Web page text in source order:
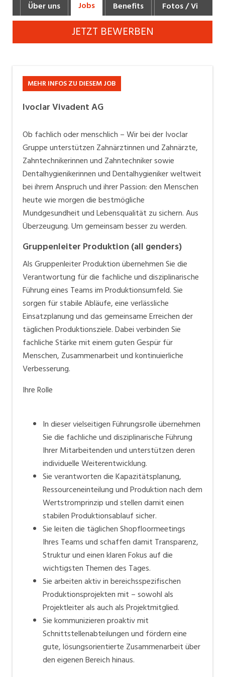
Industrie, Maschinenbau, Anlagenbau,
Produktion
Informatik, Telekommunikation
Körperpflege, Wellness
Marketing, Kommunikation, Medien, Druck
Medizin, Gesundheitswesen, Pflege
Verkauf, Handel, Kundenberatung,
Aussendienst
Sicherheit, Rettung, Polizei, Zoll
Über uns Jobs Benefits Fotos / Videos
JETZT BEWERBEN
MEHR INFOS ZU DIESEM JOB
Ivoclar Vivadent AG
Ob fachlich oder menschlich – Wir bei der Ivoclar
Gruppe unterstützen Zahnärztinnen und Zahnärzte,
Zahntechnikerinnen und Zahntechniker sowie
Dentalhygienikerinnen und Dentalhygieniker weltweit
bei ihrem Anspruch und ihrer Passion: den Menschen
heute wie morgen die bestmögliche
Mundgesundheit und Lebensqualität zu sichern. Aus
Überzeugung. Um gemeinsam besser zu werden.
Gruppenleiter Produktion (all genders)
Als Gruppenleiter Produktion übernehmen Sie die
Verantwortung für die fachliche und disziplinarische
Führung eines Teams im Produktionsumfeld. Sie
sorgen für stabile Abläufe, eine verlässliche
Einsatzplanung und das gemeinsame Erreichen der
täglichen Produktionsziele. Dabei verbinden Sie
fachliche Stärke mit einem guten Gespür für
Menschen, Zusammenarbeit und kontinuierliche
Verbesserung.
Ihre Rolle
In dieser vielseitigen Führungsrolle übernehmen
Sie die fachliche und disziplinarische Führung
Ihrer Mitarbeitenden und unterstützen deren
individuelle Weiterentwicklung.
Sie verantworten die Kapazitätsplanung,
Ressourceneinteilung und Produktion nach dem
Wertstromprinzip und stellen damit einen
stabilen Produktionsablauf sicher.
Sie leiten die täglichen Shopfloormeetings
Ihres Teams und schaffen damit Transparenz,
Struktur und einen klaren Fokus auf die
wichtigsten Themen des Tages.
Sie arbeiten aktiv in bereichsspezifischen
Produktionsprojekten mit – sowohl als
Projektleiter als auch als Projektmitglied.
Sie kommunizieren proaktiv mit
Schnittstellenabteilungen und fördern eine
gute, lösungsorientierte Zusammenarbeit über
den eigenen Bereich hinaus.